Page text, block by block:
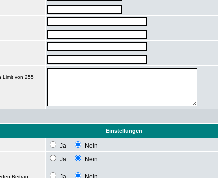
Limit von 255
Einstellungen
Ja
Nein
Ja
Nein
Beitrag Ja Nein